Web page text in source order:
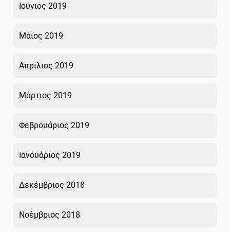
Ιούνιος 2019
Μάιος 2019
Απρίλιος 2019
Μάρτιος 2019
Φεβρουάριος 2019
Ιανουάριος 2019
Δεκέμβριος 2018
Νοέμβριος 2018